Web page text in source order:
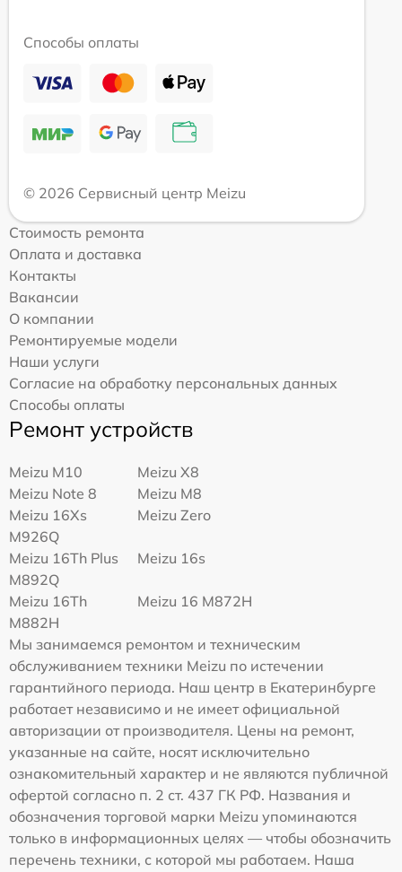
Способы оплаты
© 2026 Сервисный центр Meizu
Стоимость ремонта
Оплата и доставка
Контакты
Вакансии
О компании
Ремонтируемые модели
Наши услуги
Согласие на обработку персональных данных
Способы оплаты
Ремонт устройств
Meizu M10
Meizu X8
Meizu Note 8
Meizu M8
Meizu 16Xs
M926Q
Meizu Zero
Meizu 16Th Plus
M892Q
Meizu 16s
Meizu 16Th
M882H
Meizu 16 M872H
Мы занимаемся ремонтом и техническим
обслуживанием техники Meizu по истечении
гарантийного периода. Наш центр в Екатеринбурге
работает независимо и не имеет официальной
авторизации от производителя. Цены на ремонт,
указанные на сайте, носят исключительно
ознакомительный характер и не являются публичной
офертой согласно п. 2 ст. 437 ГК РФ. Названия и
обозначения торговой марки Meizu упоминаются
только в информационных целях — чтобы обозначить
перечень техники, с которой мы работаем. Наша